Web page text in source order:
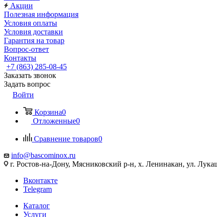
Акции
Полезная информация
Условия оплаты
Условия доставки
Гарантия на товар
Вопрос-ответ
Контакты
+7 (863) 285-08-45
Заказать звонок
Задать вопрос
Войти
Корзина0
Отложенные0
Сравнение товаров0
info@bascominox.ru
г. Ростов-на-Дону, Мясниковский р-н, х. Ленинакан, ул.
Вконтакте
Telegram
Каталог
Услуги